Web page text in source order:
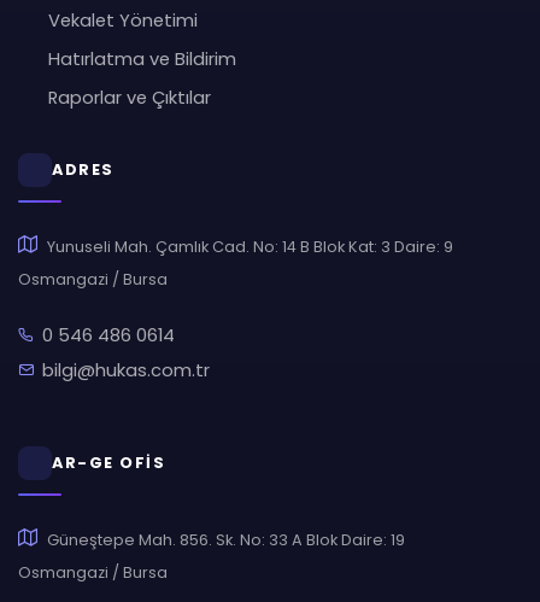
Vekalet Yönetimi
Hatırlatma ve Bildirim
Raporlar ve Çıktılar
ADRES
Yunuseli Mah. Çamlık Cad. No: 14 B Blok Kat: 3 Daire: 9
Osmangazi / Bursa
0 546 486 0614
bilgi@hukas.com.tr
AR-GE OFİS
Güneştepe Mah. 856. Sk. No: 33 A Blok Daire: 19
Osmangazi / Bursa